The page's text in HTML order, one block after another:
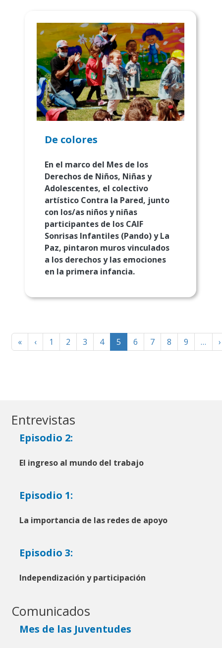
De colores
En el marco del Mes de los
Derechos de Niños, Niñas y
Adolescentes, el colectivo
artístico Contra la Pared, junto
con los/as niños y niñas
participantes de los CAIF
Sonrisas Infantiles (Pando) y La
Paz, pintaron muros vinculados
a los derechos y las emociones
en la primera infancia.
Paginación
«First
page
‹Página
anterior
1 2 3 4 5 6 7 8 9 … ›
Entrevistas
Episodio 2:
El ingreso al mundo del trabajo
Episodio 1:
La importancia de las redes de apoyo
Episodio 3:
Independización y participación
Comunicados
Mes de las Juventudes